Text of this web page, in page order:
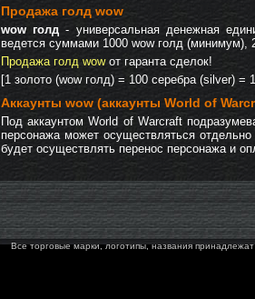
Продажа голд wow
wow голд - универсальная денежная
ведется суммами 1000 wow голд (минимум),
Продажа голд wowот гаранта сделок!
[1 золото (wow голд) = 100 серебра (silver) =
Аккаунты wow (аккаунты World of
Под аккаунтом World of Warcraft
персонажа может осуществляться
будет осуществлять перенос персонажа и
Все торговые марки, логотипы, названия